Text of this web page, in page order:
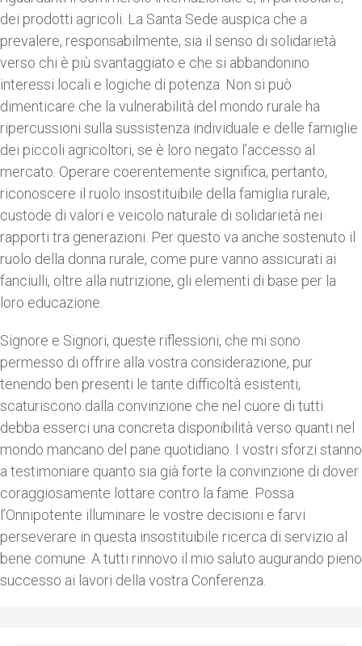
dei prodotti agricoli. La Santa Sede auspica che a
prevalere, responsabilmente, sia il senso di solidarietà
verso chi è più svantaggiato e che si abbandonino
interessi locali e logiche di potenza. Non si può
dimenticare che la vulnerabilità del mondo rurale ha
ripercussioni sulla sussistenza individuale e delle famiglie
dei piccoli agricoltori, se è loro negato l’accesso al
mercato. Operare coerentemente significa, pertanto,
riconoscere il ruolo insostituibile della famiglia rurale,
custode di valori e veicolo naturale di solidarietà nei
rapporti tra generazioni. Per questo va anche sostenuto il
ruolo della donna rurale, come pure vanno assicurati ai
fanciulli, oltre alla nutrizione, gli elementi di base per la
loro educazione.
Signore e Signori, queste riflessioni, che mi sono
permesso di offrire alla vostra considerazione, pur
tenendo ben presenti le tante difficoltà esistenti,
scaturiscono dalla convinzione che nel cuore di tutti
debba esserci una concreta disponibilità verso quanti nel
mondo mancano del pane quotidiano. I vostri sforzi stanno
a testimoniare quanto sia già forte la convinzione di dover
coraggiosamente lottare contro la fame. Possa
l’Onnipotente illuminare le vostre decisioni e farvi
perseverare in questa insostituibile ricerca di servizio al
bene comune. A tutti rinnovo il mio saluto augurando pieno
successo ai lavori della vostra Conferenza.